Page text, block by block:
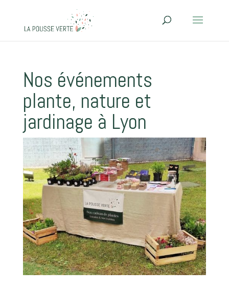
Nos événements
plante, nature et
jardinage à Lyon